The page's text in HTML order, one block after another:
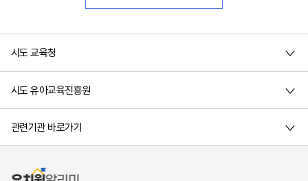
시도 교육청
시도 유아교육진흥원
관련기관 바로가기
유치원알리미